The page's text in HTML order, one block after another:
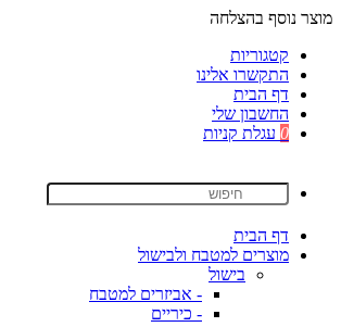
מוצר נוסף בהצלחה
קטגוריות
התקשרו אלינו
דף הבית
החשבון שלי
0 עגלת קניות
דף הבית
מוצרים למטבח ולבישול
בישול
- אביזרים למטבח
- כיריים